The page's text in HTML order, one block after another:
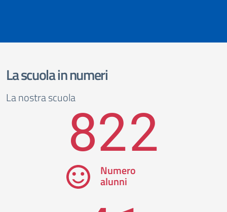
La scuola in numeri
La nostra scuola822
Numero
alunni